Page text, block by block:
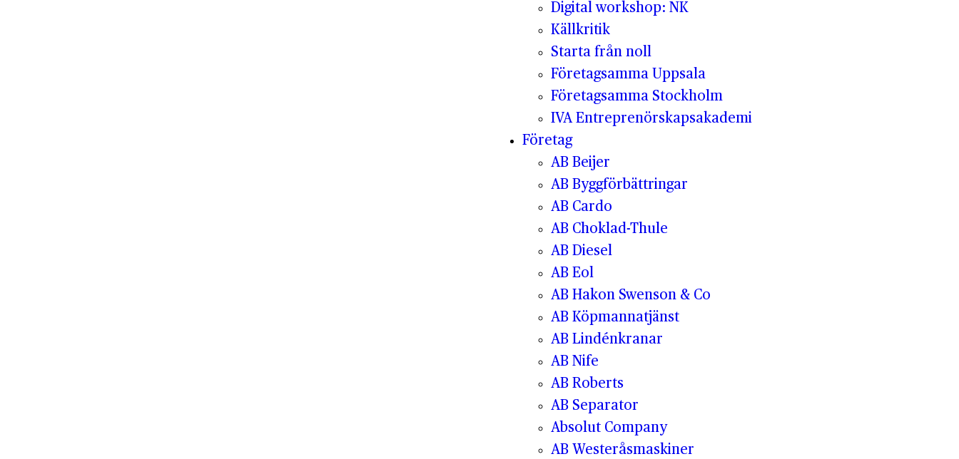
Digital workshop: NK
Källkritik
Starta från noll
Företagsamma Uppsala
Företagsamma Stockholm
IVA Entreprenörskapsakademi
Företag
AB Beijer
AB Byggförbättringar
AB Cardo
AB Choklad-Thule
AB Diesel
AB Eol
AB Hakon Swenson & Co
AB Köpmannatjänst
AB Lindénkranar
AB Nife
AB Roberts
AB Separator
Absolut Company
AB Westeråsmaskiner